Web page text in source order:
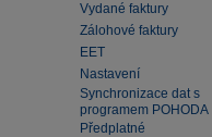
Vydané faktury
Zálohové faktury
EET
Nastavení
Synchronizace dat s
programem POHODA
Předplatné